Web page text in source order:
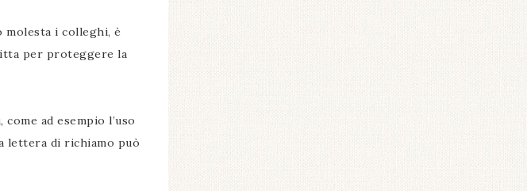
i colleghi, è
per proteggere la
ad esempio l’uso
lettera di richiamo può